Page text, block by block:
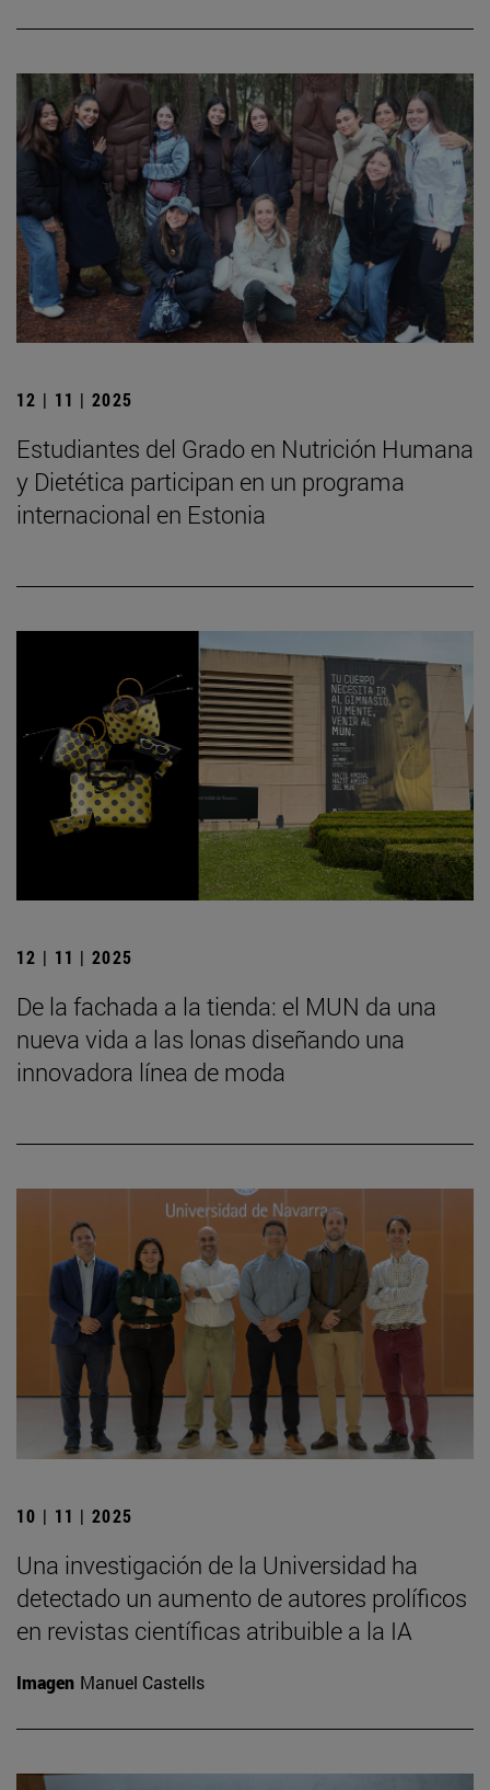
12 | 11 | 2025
Estudiantes del Grado en Nutrición Humana
y Dietética participan en un programa
internacional en Estonia
12 | 11 | 2025
De la fachada a la tienda: el MUN da una
nueva vida a las lonas diseñando una
innovadora línea de moda
10 | 11 | 2025
Una investigación de la Universidad ha
detectado un aumento de autores prolíficos
en revistas científicas atribuible a la IA
Imagen Manuel Castells